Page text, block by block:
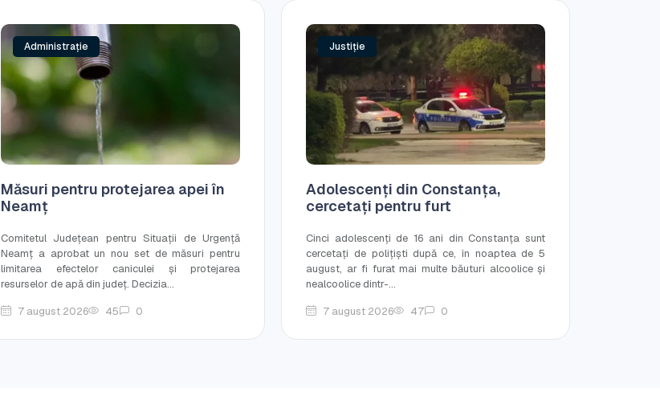
Administrație
Măsuri pentru protejarea apei în
Neamț
Comitetul Județean pentru Situații de Urgență
Neamț a aprobat un nou set de măsuri pentru
limitarea efectelor caniculei și protejarea
resurselor de apă din județ. Decizia...
7 august 2026
45 0
Justiție
Adolescenți din Constanța,
cercetați pentru furt
Cinci adolescenți de 16 ani din Constanța sunt
cercetați de polițiști după ce, în noaptea de 5
august, ar fi furat mai multe băuturi alcoolice și
nealcoolice dintr-...
7 august 2026
47 0